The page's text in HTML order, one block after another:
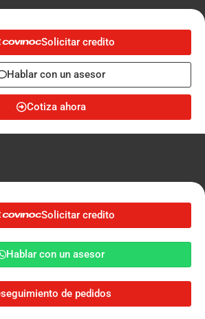
Solicitar credito
Hablar con un asesor
Cotiza ahora
Solicitar credito
Hablar con un asesor
seguimiento de pedidos